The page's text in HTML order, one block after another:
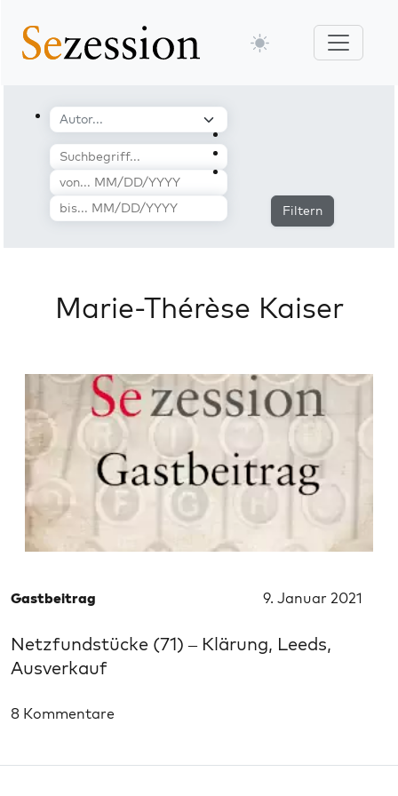
Filtern
Marie-Thérèse Kaiser
Gastbeitrag 9. Januar 2021
Netzfundstücke (71) – Klärung, Leeds,
Ausverkauf
8 Kommentare